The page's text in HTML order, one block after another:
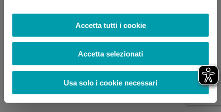
Accetta tutti i cookie
Accetta selezionati
Usa solo i cookie necessari